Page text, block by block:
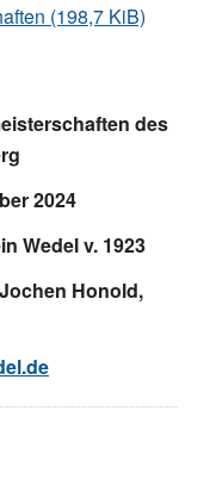
(198,7 KiB)
des
2024
Wedel v. 1923
Honold,